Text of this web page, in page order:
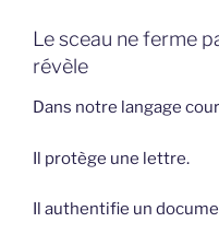
Le sceau ne ferme
révèle
Dans notre langage
Il protège une lettre.
Il authentifie un